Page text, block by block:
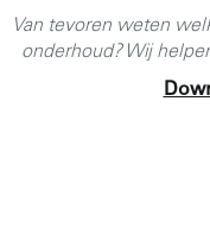
Van tevoren weten
onderhoud? Wij